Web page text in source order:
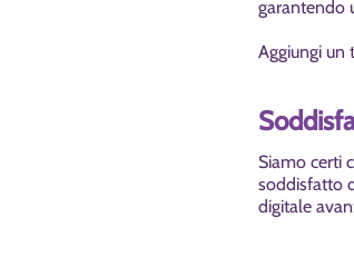
garantendo
Aggiungi un
Siamo certi
soddisfatto
digitale